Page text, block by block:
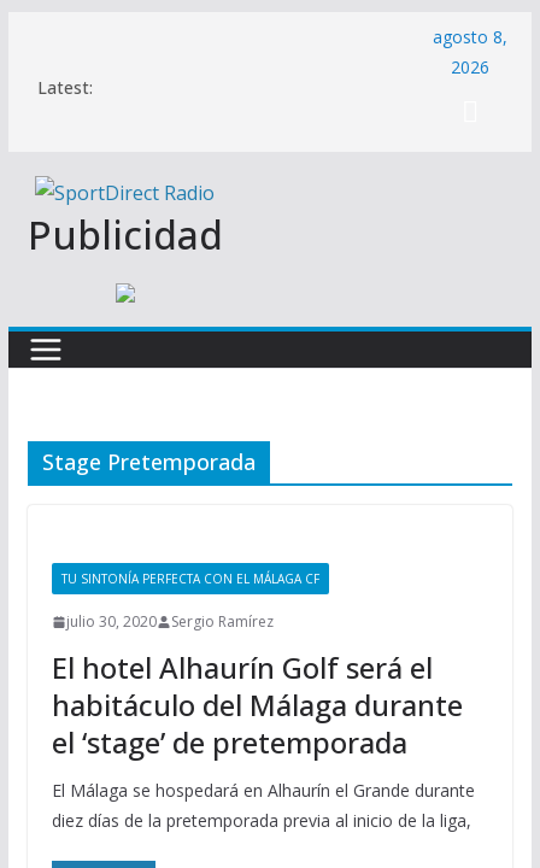
contenido
Latest:
agosto 8,
2026
Publicidad
Stage Pretemporada
TU SINTONÍA PERFECTA CON EL MÁLAGA CF
julio 30, 2020 Sergio Ramírez
El hotel Alhaurín Golf será el
habitáculo del Málaga durante
el ‘stage’ de pretemporada
El Málaga se hospedará en Alhaurín el Grande durante
diez días de la pretemporada previa al inicio de la liga,